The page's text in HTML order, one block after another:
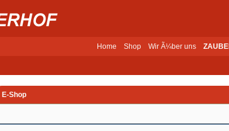
Home Shop Wir Ã¼ber uns
E-Shop